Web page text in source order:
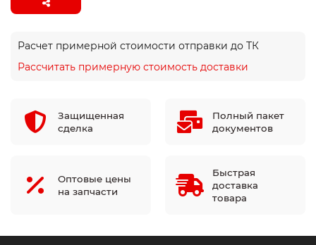
Расчет примерной стоимости отправки до ТК
Рассчитать примерную стоимость доставки
Защищенная
сделка
Полный пакет
документов
Оптовые цены
на запчасти
Быстрая
доставка
товара